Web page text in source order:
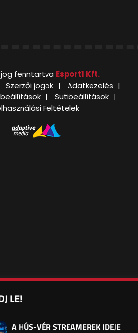
jog fenntartva Esport1 Kft.
Szerzői jogok
Adatkezelés
Sütibeállítások
Feltételek
LE!
A HÚS-VÉR STREAMEREK IDEJE